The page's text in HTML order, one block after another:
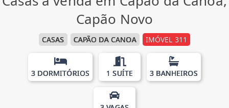
Capão Novo
CASAS CAPÃO DA CANOA IMÓVEL 311
3 DORMITÓRIOS 1 SUÍTE 3 BANHEIROS